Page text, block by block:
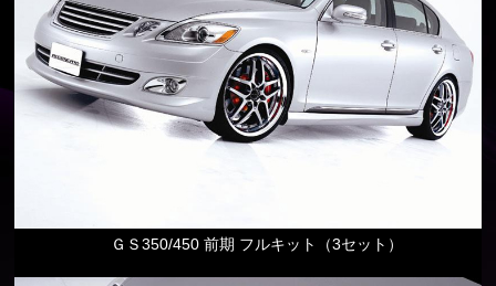
ＧＳ350/450 前期 フルキット（3セット）